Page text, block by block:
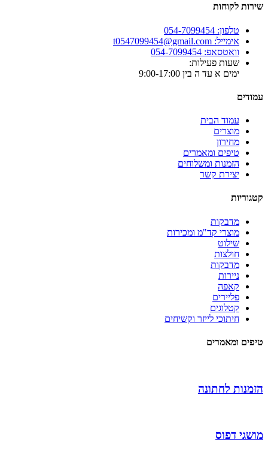
שירות לקוחות
טלפון: 054-7099454
אימייל: t0547099454@gmail.com
וואטסאפ: 054-7099454
שעות פעילות:
ימים א עד ה בין 9:00-17:00
עמודים
עמוד הבית
מוצרים
מחירון
טיפים ומאמרים
הזמנות ומשלוחים
יצירת קשר
קטגוריות
מדבקות
מוצרי קד"מ ומכירות
שילוט
חולצות
מדבקות
ניירות
קאפה
פליירים
קטלוגים
חיתוכי לייזר וקשיחים
טיפים ומאמרים
הזמנות לחתונה
מושגי דפוס